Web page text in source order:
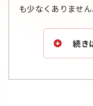
も少なくありませ
ンスや管理の徹底
値を維持・向上さ
続き